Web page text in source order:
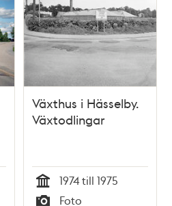
Växthus i Hässelby.
Växtodlingar
Tid
1974 till 1975
Foto